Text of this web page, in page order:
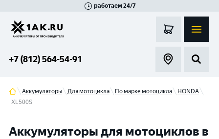
работаем 24/7
+7 (812) 564-54-91
Аккумуляторы Для мотоцикла По марке мотоцикла
HONDA
XL500S
Аккумуляторы для мотоциклов в
Гатчина